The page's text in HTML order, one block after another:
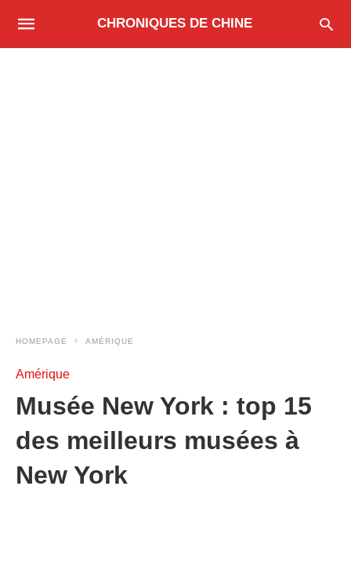
CHRONIQUES DE CHINE
HOMEPAGE AMÉRIQUE
Amérique
Musée New York : top 15
des meilleurs musées à
New York